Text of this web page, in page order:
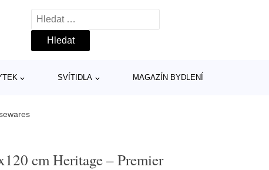
Vyhledávání
SVÍTIDLA MAGAZÍN BYDLENÍ
cm Heritage – Premier